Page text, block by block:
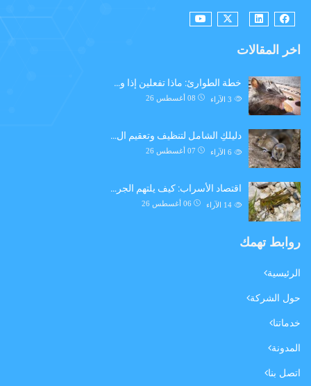
اخر المقالات
خطة الطوارئ: ماذا تفعلين إذا و…
08 أغسطس 26 الآراء
دليلكِ الشامل لتنظيف وتعقيم ال…
07 أغسطس 26 الآراء
اقتصاد الأسراب: كيف يلتهم الجر…
06 أغسطس 26 الآراء
روابط تهمك
الرئيسية
حول الشركة
خدماتنا
المدونة
اتصل بنا